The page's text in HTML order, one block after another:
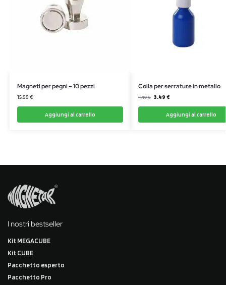
Magneti per pegni – 10 pezzi
15.99 €
Aggiungi al carrello
Colla per serrature in metallo
4.49€ 3.49 €
Aggiungi al carrello
I nostri bestseller
Kit MEGACUBE
Kit CUBE
Pacchetto esperto
Pacchetto Pro